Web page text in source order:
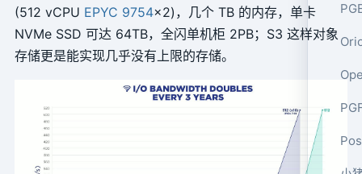
(512 vCPU EPYC 9754x2)，几个 TB 的内存，单卡
NVMe SSD 可达 64TB，全闪单机柜 2PB；S3 这样对象
存储更是能实现几乎没有上限的存储。